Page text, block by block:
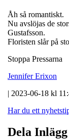
Åh så romantiskt.
Nu avslöjas de
Gustafsson.
Floristen slår på
Stoppa Pressarna
Jennifer Erixon
| 2023-06-18 kl
Har du ett
Dela Inlägg